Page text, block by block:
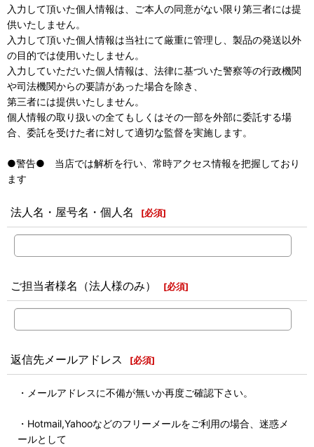
入力して頂いた個人情報は、ご本人の同意がない限り第三者には提
供いたしません。
入力して頂いた個人情報は当社にて厳重に管理し、製品の発送以外
の目的では使用いたしません。
入力していただいた個人情報は、法律に基づいた警察等の行政機関
や司法機関からの要請があった場合を除き、
第三者には提供いたしません。
個人情報の取り扱いの全てもしくはその一部を外部に委託する場
合、委託を受けた者に対して適切な監督を実施します。
●警告● 当店では解析を行い、常時アクセス情報を把握しており
ます
法人名・屋号名・個人名 [必須]
ご担当者様名（法人様のみ） [必須]
返信先メールアドレス [必須]
・メールアドレスに不備が無いか再度ご確認下さい。
・Hotmail,Yahooなどのフリーメールをご利用の場合、迷惑メ
ールとして